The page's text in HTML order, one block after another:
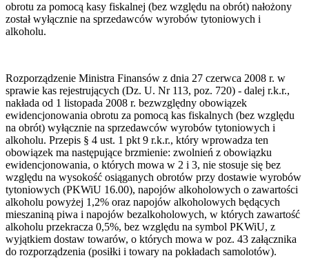
obrotu za pomocą kasy fiskalnej (bez względu na obrót) nałożony
został wyłącznie na sprzedawców wyrobów tytoniowych i
alkoholu.
Rozporządzenie Ministra Finansów z dnia 27 czerwca 2008 r. w
sprawie kas rejestrujących (Dz. U. Nr 113, poz. 720) - dalej r.k.r.,
nakłada od 1 listopada 2008 r. bezwzględny obowiązek
ewidencjonowania obrotu za pomocą kas fiskalnych (bez względu
na obrót) wyłącznie na sprzedawców wyrobów tytoniowych i
alkoholu. Przepis § 4 ust. 1 pkt 9 r.k.r., który wprowadza ten
obowiązek ma następujące brzmienie: zwolnień z obowiązku
ewidencjonowania, o których mowa w 2 i 3, nie stosuje się bez
względu na wysokość osiąganych obrotów przy dostawie wyrobów
tytoniowych (PKWiU 16.00), napojów alkoholowych o zawartości
alkoholu powyżej 1,2% oraz napojów alkoholowych będących
mieszaniną piwa i napojów bezalkoholowych, w których zawartość
alkoholu przekracza 0,5%, bez względu na symbol PKWiU, z
wyjątkiem dostaw towarów, o których mowa w poz. 43 załącznika
do rozporządzenia (posiłki i towary na pokładach samolotów).